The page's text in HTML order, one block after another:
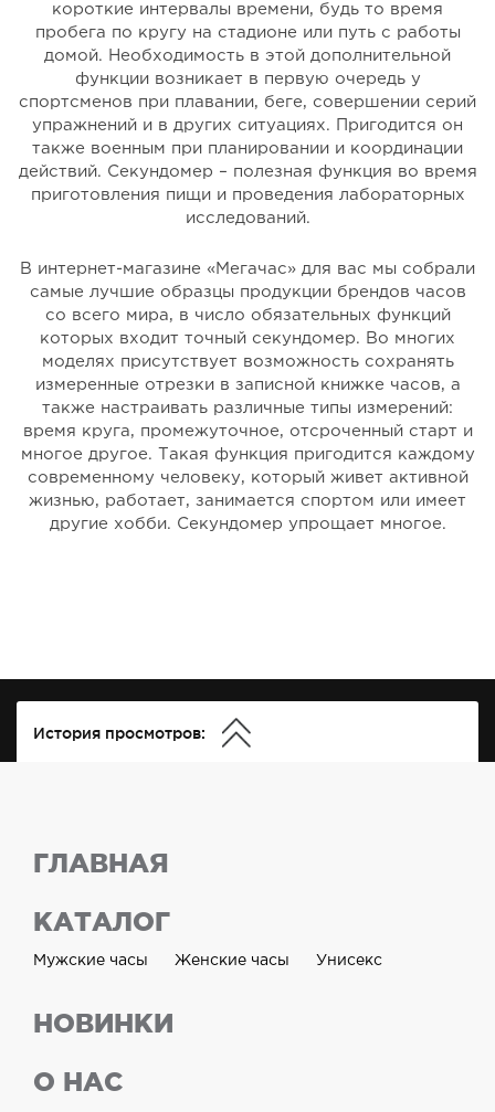
короткие интервалы времени, будь то время
пробега по кругу на стадионе или путь с работы
домой. Необходимость в этой дополнительной
функции возникает в первую очередь у
спортсменов при плавании, беге, совершении серий
упражнений и в других ситуациях. Пригодится он
также военным при планировании и координации
действий. Секундомер – полезная функция во время
приготовления пищи и проведения лабораторных
исследований.
В интернет-магазине «Мегачас» для вас мы собрали
самые лучшие образцы продукции брендов часов
со всего мира, в число обязательных функций
которых входит точный секундомер. Во многих
моделях присутствует возможность сохранять
измеренные отрезки в записной книжке часов, а
также настраивать различные типы измерений:
время круга, промежуточное, отсроченный старт и
многое другое. Такая функция пригодится каждому
современному человеку, который живет активной
жизнью, работает, занимается спортом или имеет
другие хобби. Секундомер упрощает многое.
История просмотров:
ГЛАВНАЯ
КАТАЛОГ
Мужские часы Женские часы Унисекс
НОВИНКИ
О НАС